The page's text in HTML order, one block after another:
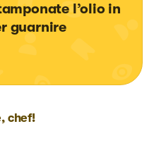
l’olio in
guarnire
chef!